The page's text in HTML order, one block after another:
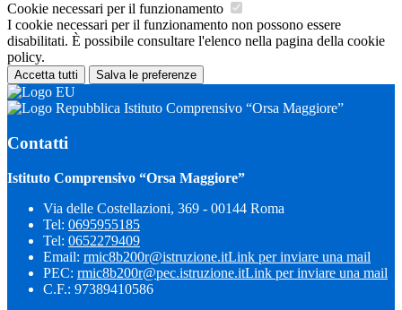
Cookie necessari per il funzionamento
I cookie necessari per il funzionamento non possono essere
disabilitati. È possibile consultare l'elenco nella pagina della cookie
policy.
Accetta tutti Salva le preferenze
Istituto Comprensivo “Orsa Maggiore”
Contatti
Istituto Comprensivo “Orsa Maggiore”
Via delle Costellazioni, 369 - 00144 Roma
Tel: 0695955185
Tel: 0652279409
Email: rmic8b200r@istruzione.itLink per inviare una mail
PEC: rmic8b200r@pec.istruzione.itLink per inviare una mail
C.F.: 97389410586